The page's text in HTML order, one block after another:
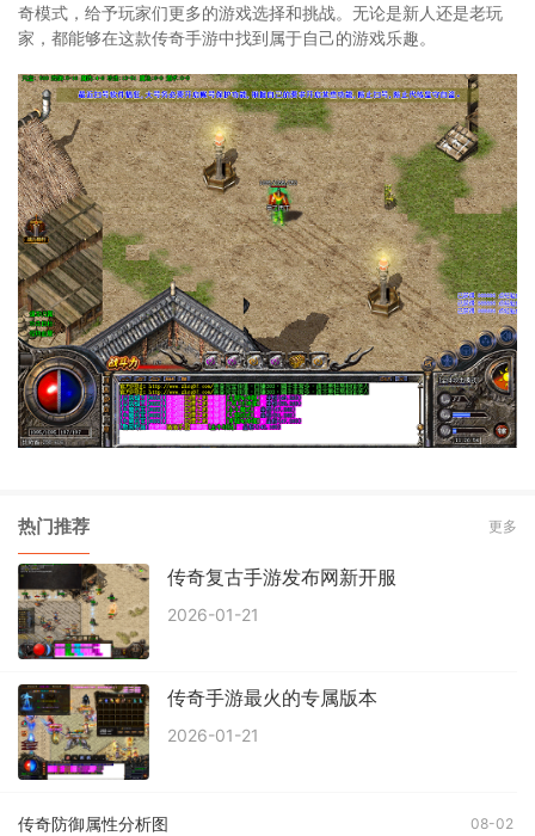
奇模式，给予玩家们更多的游戏选择和挑战。无论是新人还是老玩
家，都能够在这款传奇手游中找到属于自己的游戏乐趣。
热门推荐 更多
传奇复古手游发布网新开服
2026-01-21
传奇手游最火的专属版本
2026-01-21
传奇防御属性分析图 08-02